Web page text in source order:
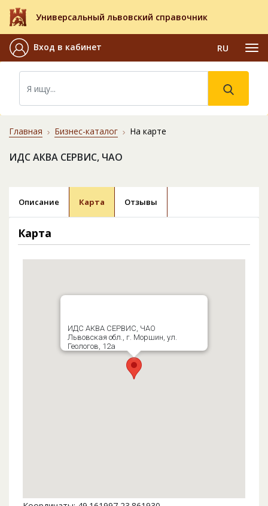
Универсальный львовский справочник
Вход в кабинет RU
Главная Бизнес-каталог На карте
ИДС АКВА СЕРВИС, ЧАО
Описание Карта Отзывы
Карта
ИДС АКВА СЕРВИС, ЧАО
Львовская обл., г. Моршин, ул.
Геологов, 12а